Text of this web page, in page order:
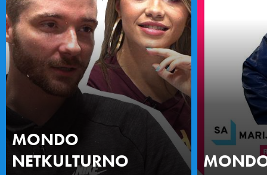
MONDO
NETKULTURNO